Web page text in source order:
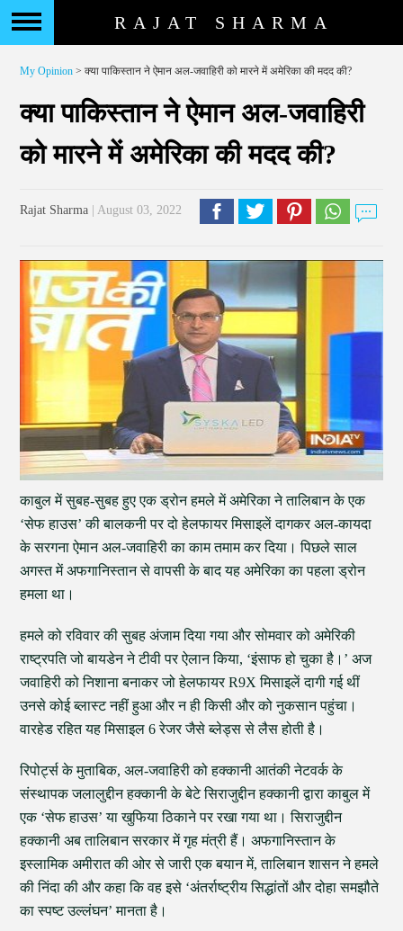
RAJAT SHARMA
My Opinion > क्या पाकिस्तान ने ऐमान अल-जवाहिरी को मारने में अमेरिका की मदद की?
क्या पाकिस्तान ने ऐमान अल-जवाहिरी
को मारने में अमेरिका की मदद की?
Rajat Sharma | August 03, 2022
काबुल में सुबह-सुबह हुए एक ड्रोन हमले में अमेरिका ने तालिबान के एक
‘सेफ हाउस’ की बालकनी पर दो हेलफायर मिसाइलें दागकर अल-कायदा
के सरगना ऐमान अल-जवाहिरी का काम तमाम कर दिया। पिछले साल
अगस्त में अफगानिस्तान से वापसी के बाद यह अमेरिका का पहला ड्रोन
हमला था।
हमले को रविवार की सुबह अंजाम दिया गया और सोमवार को अमेरिकी
राष्ट्रपति जो बायडेन ने टीवी पर ऐलान किया, ‘इंसाफ हो चुका है।’ अज
जवाहिरी को निशाना बनाकर जो हेलफायर R9X मिसाइलें दागी गई थीं
उनसे कोई ब्लास्ट नहीं हुआ और न ही किसी और को नुकसान पहुंचा।
वारहेड रहित यह मिसाइल 6 रेजर जैसे ब्लेड्स से लैस होती है।
रिपोर्ट्स के मुताबिक, अल-जवाहिरी को हक्कानी आतंकी नेटवर्क के
संस्थापक जलालुद्दीन हक्कानी के बेटे सिराजुद्दीन हक्कानी द्वारा काबुल में
एक ‘सेफ हाउस’ या खुफिया ठिकाने पर रखा गया था। सिराजुद्दीन
हक्कानी अब तालिबान सरकार में गृह मंत्री हैं। अफगानिस्तान के
इस्लामिक अमीरात की ओर से जारी एक बयान में, तालिबान शासन ने हमले
की निंदा की और कहा कि वह इसे ‘अंतर्राष्ट्रीय सिद्धांतों और दोहा समझौते
का स्पष्ट उल्लंघन’ मानता है।